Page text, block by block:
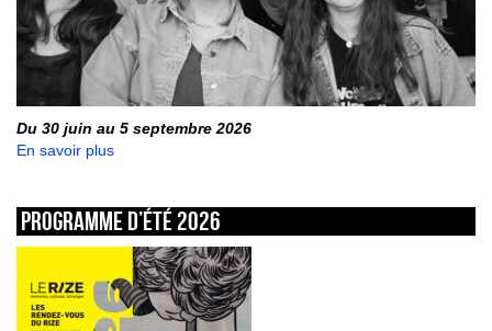
Du 30 juin au 5 septembre 2026
En savoir plus
Programme d’été 2026